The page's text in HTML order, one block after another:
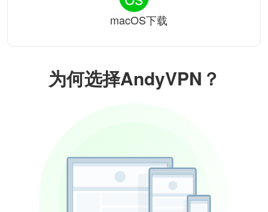
为何选择AndyVPN？
macOS下载